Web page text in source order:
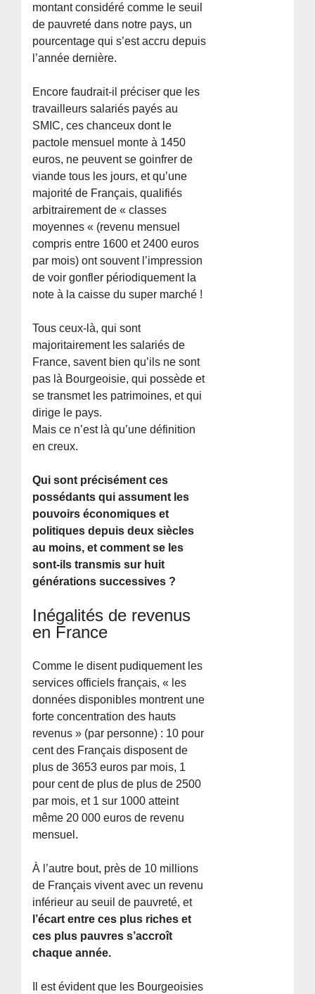
montant considéré comme le seuil
de pauvreté dans notre pays, un
pourcentage qui s’est accru depuis
l’année dernière.
Encore faudrait-il préciser que les
travailleurs salariés payés au
SMIC, ces chanceux dont le
pactole mensuel monte à 1450
euros, ne peuvent se goinfrer de
viande tous les jours, et qu’une
majorité de Français, qualifiés
arbitrairement de « classes
moyennes « (revenu mensuel
compris entre 1600 et 2400 euros
par mois) ont souvent l’impression
de voir gonfler périodiquement la
note à la caisse du super marché !
Tous ceux-là, qui sont
majoritairement les salariés de
France, savent bien qu’ils ne sont
pas là Bourgeoisie, qui possède et
se transmet les patrimoines, et qui
dirige le pays.
Mais ce n’est là qu’une définition
en creux.
Qui sont précisément ces
possédants qui assument les
pouvoirs économiques et
politiques depuis deux siècles
au moins, et comment se les
sont-ils transmis sur huit
générations successives ?
Inégalités de revenus
en France
Comme le disent pudiquement les
services officiels français, « les
données disponibles montrent une
forte concentration des hauts
revenus » (par personne) : 10 pour
cent des Français disposent de
plus de 3653 euros par mois, 1
pour cent de plus de plus de 2500
par mois, et 1 sur 1000 atteint
même 20 000 euros de revenu
mensuel.
À l’autre bout, près de 10 millions
de Français vivent avec un revenu
inférieur au seuil de pauvreté, et
l’écart entre ces plus riches et
ces plus pauvres s’accroît
chaque année.
Il est évident que les Bourgeoisies